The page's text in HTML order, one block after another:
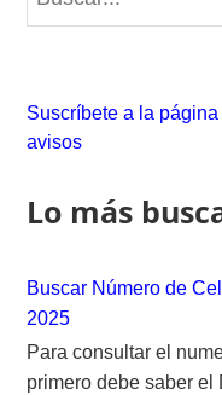
e
Suscríbete a la
avisos
Lo más
Buscar Número de
2025
Para consultar el
primero debe saber el